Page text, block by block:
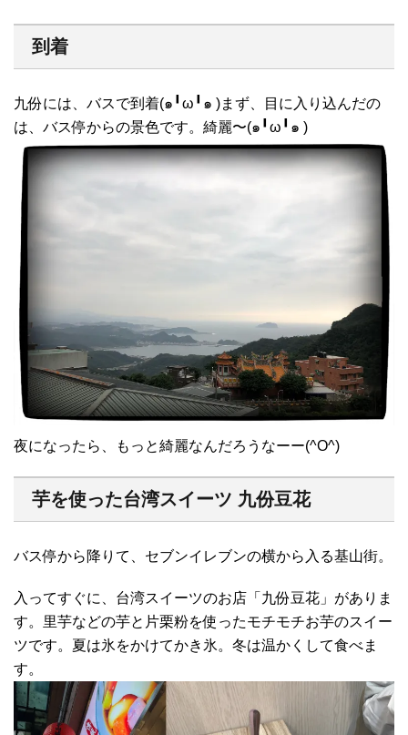
到着
九份には、バスで到着(๑╹ω╹๑ )まず、目に入り込んだの
は、バス停からの景色です。綺麗〜(๑╹ω╹๑ )
夜になったら、もっと綺麗なんだろうなーー(^O^)
芋を使った台湾スイーツ 九份豆花
バス停から降りて、セブンイレブンの横から入る基山街。
入ってすぐに、台湾スイーツのお店「九份豆花」がありま
す。里芋などの芋と片栗粉を使ったモチモチお芋のスイー
ツです。夏は氷をかけてかき氷。冬は温かくして食べま
す。